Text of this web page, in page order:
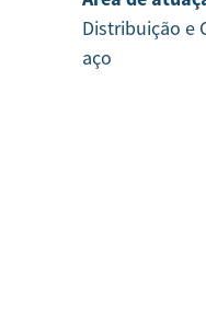
Distribuição e
aço